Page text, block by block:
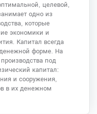
целевой,
одно из
которые
экономики и
Капитал всегда
форме. На
под
капитал:
и сооружения,
в их денежном